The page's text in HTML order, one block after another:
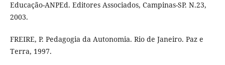
Educação-ANPEd. Editores Associados, Campinas-SP. N.23,
2003.
FREIRE, P. Pedagogia da Autonomia. Rio de Janeiro. Paz e
Terra, 1997.